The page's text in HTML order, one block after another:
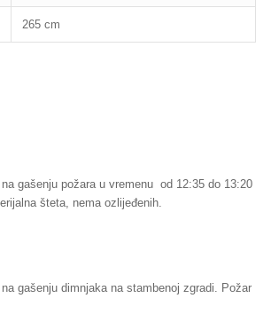
265 cm
gašenju požara u vremenu od 12:35 do 13:20
šteta, nema ozlijeđenih.
gašenju dimnjaka na stambenoj zgradi. Požar